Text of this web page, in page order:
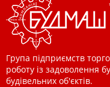
Група підприємств
роботу із задоволення
будівельних об'єктів.